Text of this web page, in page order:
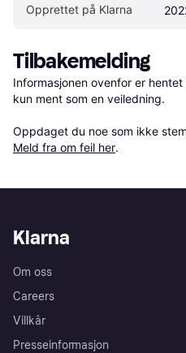
Opprettet på Klarna
Tilbakemelding
Informasjonen ovenfor er
kun ment som en veiledning.
Oppdaget du noe som ikke
Meld fra om feil her.
Klarna
Om oss
Careers
Villkår
Presseinformasjon